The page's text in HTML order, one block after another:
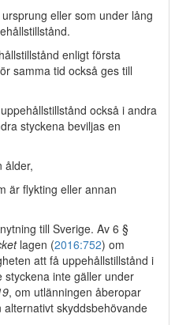
eller som under lång
enligt första
samma tid också ges till
också i andra
styckena beviljas en
ålder,
är flykting eller annan
till Sverige. Av 6 §
lagen (2016:752) om
att få uppehållstillstånd i
inte gäller under
, om utlänningen åberopar
skyddsbehövande